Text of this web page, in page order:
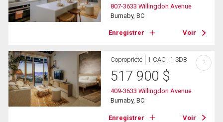
807-3633 Willingdon Avenue
Burnaby, BC
Enregistrer Voir
Copropriété 1 CAC , 1 SDB
517 900 $
409-3633 Willingdon Avenue
Burnaby, BC
Enregistrer Voir
?